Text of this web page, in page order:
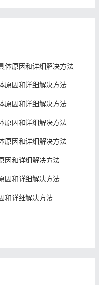
体原因和详细解决方法
原因和详细解决方法
原因和详细解决方法
原因和详细解决方法
原因和详细解决方法
因和详细解决方法
因和详细解决方法
和详细解决方法